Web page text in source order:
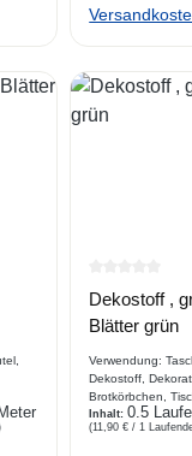
von 0 von 5
Dekostoff ,
Blätter grün
Verwendung:
Dekostoff,
Brotkörbchen,
Platzdecke,
Beschreibung
Inhalt:0.5
(11,90 € / 1